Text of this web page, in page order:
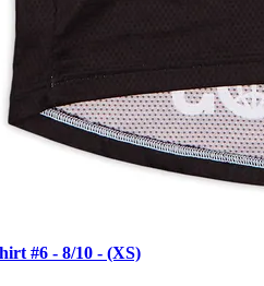
#6 - 8/10 - (XS)